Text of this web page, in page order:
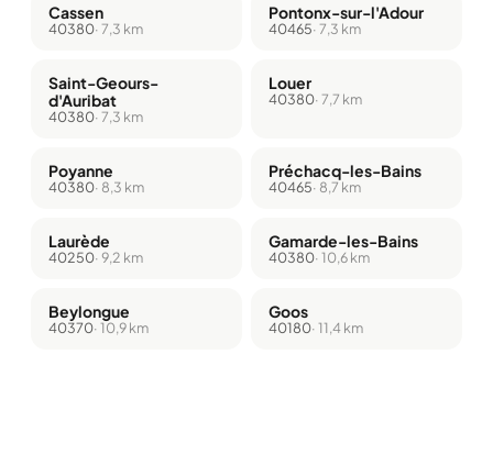
Cassen
40380· 7,3 km
Pontonx-sur-l'Adour
40465· 7,3 km
Saint-Geours-
d'Auribat
40380· 7,3 km
Louer
40380· 7,7 km
Poyanne
40380· 8,3 km
Préchacq-les-Bains
40465· 8,7 km
Laurède
40250· 9,2 km
Gamarde-les-Bains
40380· 10,6 km
Beylongue
40370· 10,9 km
Goos
40180· 11,4 km